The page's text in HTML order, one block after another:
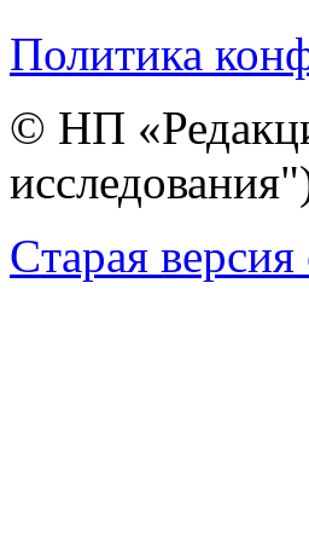
Политика
© НП
Cтарая версия